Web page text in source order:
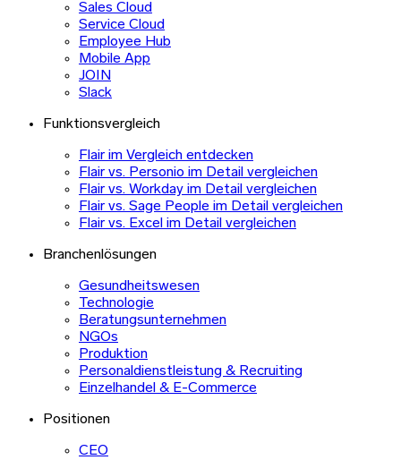
Sales Cloud
Service Cloud
Employee Hub
Mobile App
JOIN
Slack
Funktionsvergleich
Flair im Vergleich entdecken
Flair vs. Personio im Detail vergleichen
Flair vs. Workday im Detail vergleichen
Flair vs. Sage People im Detail vergleichen
Flair vs. Excel im Detail vergleichen
Branchenlösungen
Gesundheitswesen
Technologie
Beratungsunternehmen
NGOs
Produktion
Personaldienstleistung & Recruiting
Einzelhandel & E-Commerce
Positionen
CEO